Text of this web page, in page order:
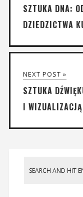
SZTUKA DNA:
DZIEDZICTWA
NEXT POST »
SZTUKA
I WIZUALIZACJĄ